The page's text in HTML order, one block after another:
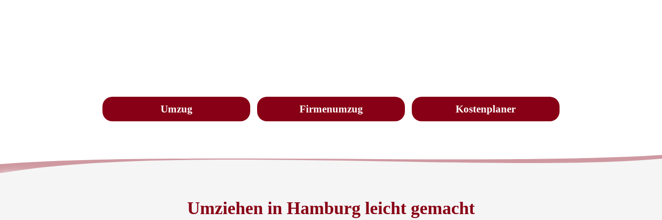
Umzug Firmenumzug Kostenplaner
Umziehen in Hamburg leicht gemacht